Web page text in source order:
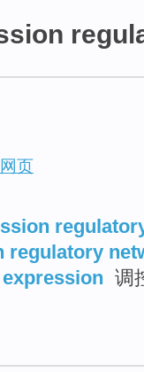
页
regulatory
调